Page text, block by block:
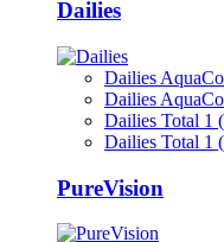
Dailies
Dailies
Dailies
Dailies Total 1
Dailies Total 1
PureVision